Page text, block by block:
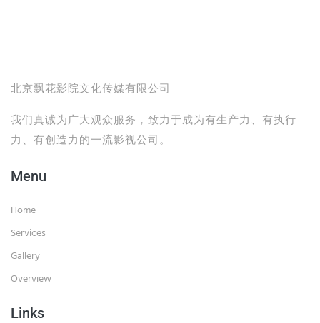
北京飘花影院文化传媒有限公司
我们真诚为广大观众服务，致力于成为有生产力、有执行
力、有创造力的一流影视公司。
Menu
Home
Services
Gallery
Overview
Links